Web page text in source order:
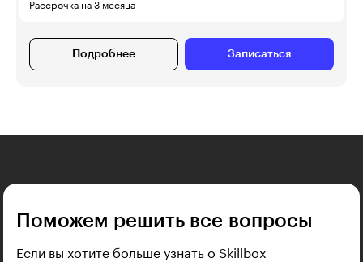
Рассрочка на 3 месяца
Подробнее Записаться
Поможем решить все вопросы
Если вы хотите больше узнать о Skillbox